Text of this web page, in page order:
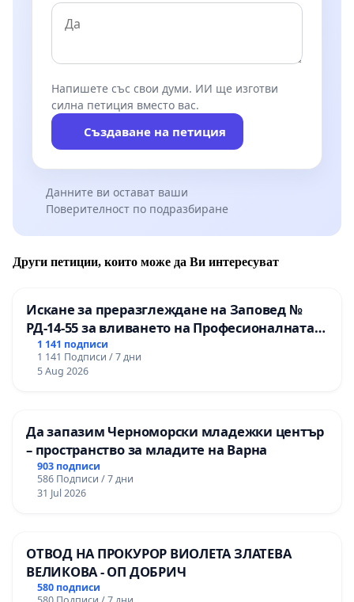
2. СПОДЕЛИ ПЕТИЦИЯТА с всичките си
приятели:
3. ПОДКРЕПИ НИ! Запиши Тик-Ток видео с
линк към петицията.
Напишете със свои думи. ИИ ще изготви
силна петиция вместо вас.
Създаване на петиция
Данните ви остават ваши
Поверителност по подразбиране
Други петиции, които може да Ви интересуват
Искане за преразглеждане на Заповед №
РД-14-55 за вливането на Професионалната
гимназия по промишлени технологии в
Професионалната гимназия по икономика и
мениджмънт – гр. Пазарджик
1 141 подписи
1 141 Подписи / 7 дни
5 Aug 2026
Да запазим Черноморски младежки център
– пространство за младите на Варна
903 подписи
586 Подписи / 7 дни
31 Jul 2026
ОТВОД НА ПРОКУРОР ВИОЛЕТА ЗЛАТЕВА
ВЕЛИКОВА - ОП ДОБРИЧ
580 подписи